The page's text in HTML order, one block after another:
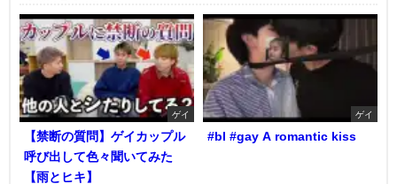
ゲイ
【禁断の質問】ゲイカップル
呼び出して色々聞いてみた
【雨とヒキ】
ゲイ
#bl #gay A romantic kiss